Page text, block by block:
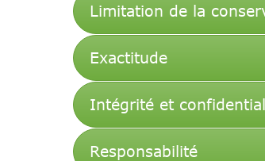
Limitation de la
Exactitude
Intégrité et
Responsabilité